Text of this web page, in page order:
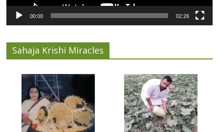
00:00 02:26
Sahaja Krishi Miracles